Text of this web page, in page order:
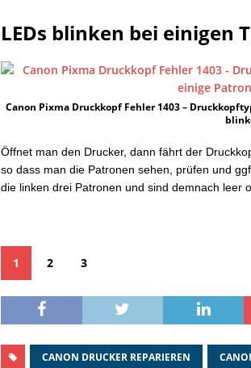
LEDs blinken bei einigen
Canon Pixma Druckkopf Fehler 1403 –
Öffnet man den Drucker, dann fährt der
so dass man die Patronen sehen, prüfen und
die linken drei Patronen und sind demnach leer
1 2 3
CANON DRUCKER REPARIEREN